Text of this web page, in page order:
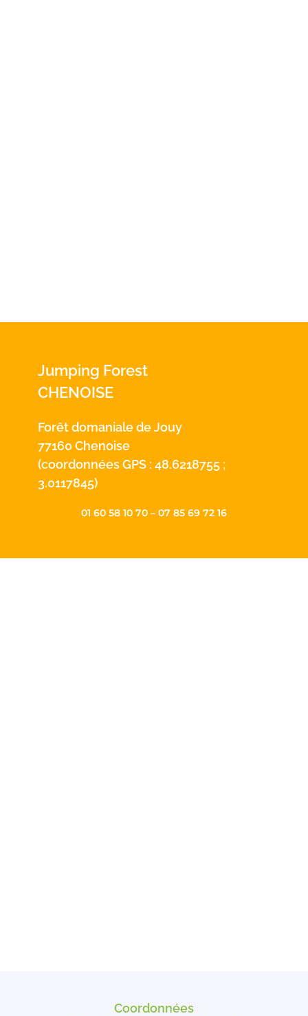
Jumping Forest
CHENOISE
Forêt domaniale de Jouy
77160 Chenoise
(coordonnées GPS : 48.6218755 ;
3.0117845)
01 60 58 10 70 – 07 85 69 72 16
Coordonnées